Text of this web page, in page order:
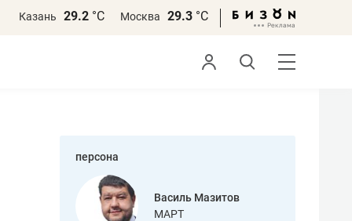
Казань 29.2 °С Москва 29.3 °С
персона
Василь Мазитов
МАРТ